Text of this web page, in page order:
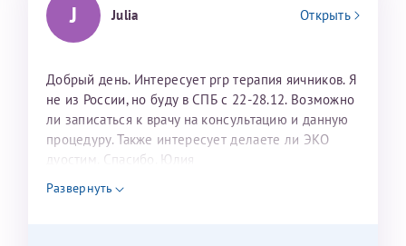
J Julia Открыть
Добрый день. Интересует prp терапия яичников. Я
не из России, но буду в СПБ с 22-28.12. Возможно
ли записаться к врачу на консультацию и данную
процедуру. Также интересует делаете ли ЭКО
дуостим. Спасибо. Юлия
Развернуть